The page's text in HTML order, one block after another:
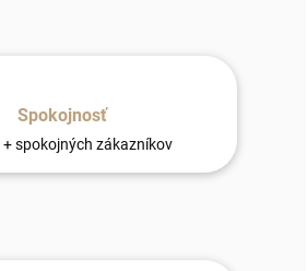
Spokojnosť
+ spokojných zákazníkov